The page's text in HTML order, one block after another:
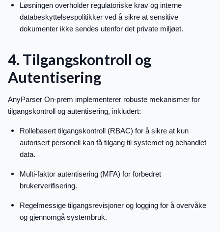
Løsningen overholder regulatoriske krav og interne
databeskyttelsespolitikker ved å sikre at sensitive
dokumenter ikke sendes utenfor det private miljøet.
4. Tilgangskontroll og
Autentisering
AnyParser On-prem implementerer robuste mekanismer for
tilgangskontroll og autentisering, inkludert:
Rollebasert tilgangskontroll (RBAC) for å sikre at kun
autorisert personell kan få tilgang til systemet og behandlet
data.
Multi-faktor autentisering (MFA) for forbedret
brukerverifisering.
Regelmessige tilgangsrevisjoner og logging for å overvåke
og gjennomgå systembruk.